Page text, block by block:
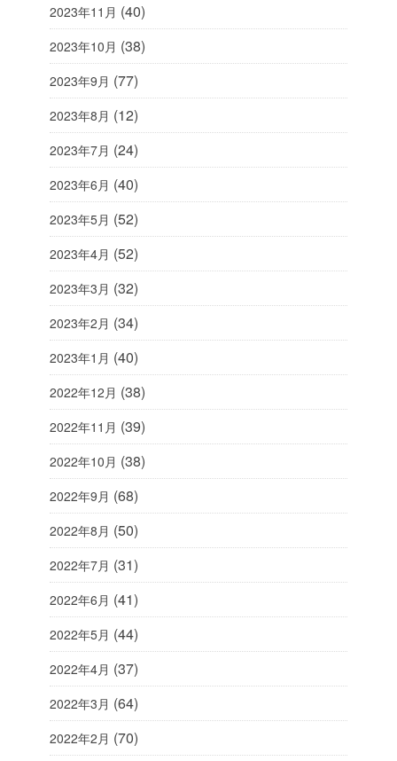
2023年11月 (40)
2023年10月 (38)
2023年9月 (77)
2023年8月 (12)
2023年7月 (24)
2023年6月 (40)
2023年5月 (52)
2023年4月 (52)
2023年3月 (32)
2023年2月 (34)
2023年1月 (40)
2022年12月 (38)
2022年11月 (39)
2022年10月 (38)
2022年9月 (68)
2022年8月 (50)
2022年7月 (31)
2022年6月 (41)
2022年5月 (44)
2022年4月 (37)
2022年3月 (64)
2022年2月 (70)